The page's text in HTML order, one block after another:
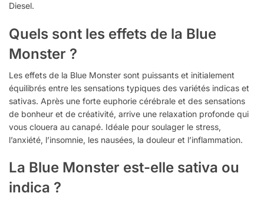
Diesel.
Quels sont les effets de la Blue
Monster ?
Les effets de la Blue Monster sont puissants et initialement
équilibrés entre les sensations typiques des variétés indicas et
sativas. Après une forte euphorie cérébrale et des sensations
de bonheur et de créativité, arrive une relaxation profonde qui
vous clouera au canapé. Idéale pour soulager le stress,
l’anxiété, l’insomnie, les nausées, la douleur et l’inflammation.
La Blue Monster est-elle sativa ou
indica ?